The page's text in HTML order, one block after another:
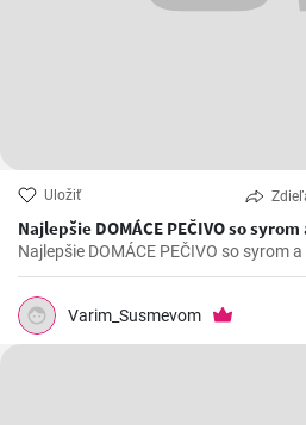
Uložiť
Najlepšie DOMÁCE PEČIVO so
Najlepšie DOMÁCE PEČIVO so syrom
Varim_Susmevom